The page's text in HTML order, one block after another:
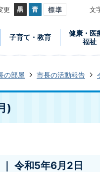
更 文
子育て・教育
健康・医
福祉
の部屋 市長の活動報告
)
令和5年6月2日